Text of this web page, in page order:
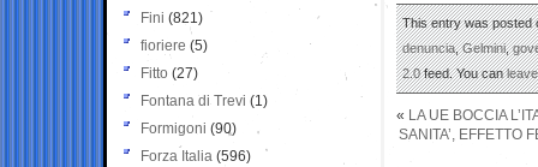
This entry was posted
denuncia,Gelmini,
2.0feed. You can
« LA UE BOCCIA
SANITA’, EFFETTO
Fini (821)
fioriere (5)
Fitto (27)
Fontana di Trevi (1)
Formigoni (90)
Forza Italia (596)